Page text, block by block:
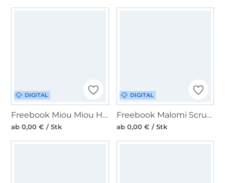
DIGITAL
Freebook Miou Miou Happy Kids
ab 0,00 € / Stk
DIGITAL
Freebook Malomi Scrunchie
ab 0,00 € / Stk